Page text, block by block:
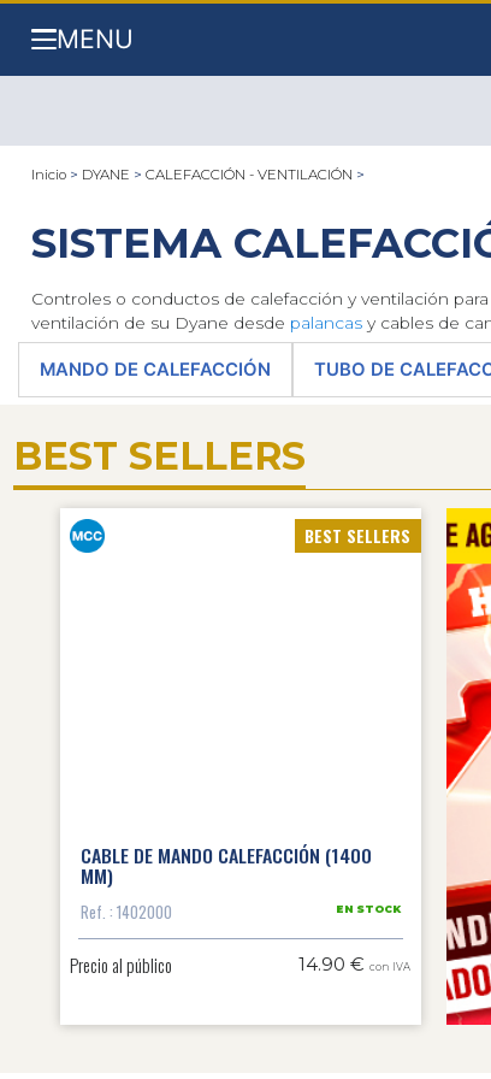
MENU
Inicio > DYANE > CALEFACCIÓN - VENTILACIÓN >
SISTEMA
Controles o conductos de calefacción y ventilación
ventilación de su Dyane desde palancasy cables de
MANDO DE CALEFACCIÓN TUBO DE
BEST SELLERS
BEST SELLERS
CABLE DE MANDO CALEFACCIÓN (1400
MM)
Ref. : 1402000 EN STOCK
Precio al público 14.90 € con IVA